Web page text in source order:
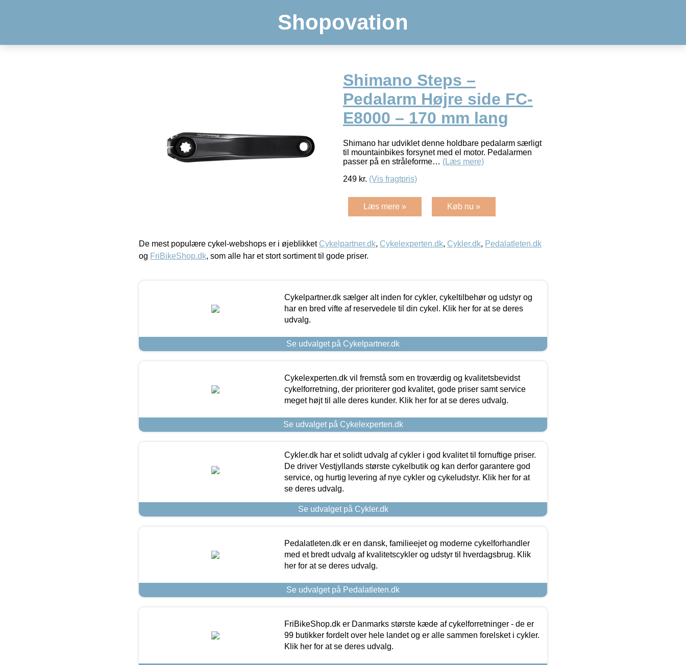
Shopovation
Shimano Steps –
Pedalarm Højre side FC-
E8000 – 170 mm lang
Shimano har udviklet denne holdbare pedalarm særligt
til mountainbikes forsynet med el motor. Pedalarmen
passer på en stråleforme… (Læs mere)
249 kr. (Vis fragtpris)
Læs mere » Køb nu »
De mest populære cykel-webshops er i øjeblikket Cykelpartner.dk, Cykelexperten.dk, Cykler.dk, Pedalatleten.dk
og FriBikeShop.dk, som alle har et stort sortiment til gode priser.
Cykelpartner.dk sælger alt inden for cykler, cykeltilbehør og udstyr og
har en bred vifte af reservedele til din cykel. Klik her for at se deres
udvalg.
Se udvalget på Cykelpartner.dk
Cykelexperten.dk vil fremstå som en troværdig og kvalitetsbevidst
cykelforretning, der prioriterer god kvalitet, gode priser samt service
meget højt til alle deres kunder. Klik her for at se deres udvalg.
Se udvalget på Cykelexperten.dk
Cykler.dk har et solidt udvalg af cykler i god kvalitet til fornuftige priser.
De driver Vestjyllands største cykelbutik og kan derfor garantere god
service, og hurtig levering af nye cykler og cykeludstyr. Klik her for at
se deres udvalg.
Se udvalget på Cykler.dk
Pedalatleten.dk er en dansk, familieejet og moderne cykelforhandler
med et bredt udvalg af kvalitetscykler og udstyr til hverdagsbrug. Klik
her for at se deres udvalg.
Se udvalget på Pedalatleten.dk
FriBikeShop.dk er Danmarks største kæde af cykelforretninger - de er
99 butikker fordelt over hele landet og er alle sammen forelsket i cykler.
Klik her for at se deres udvalg.